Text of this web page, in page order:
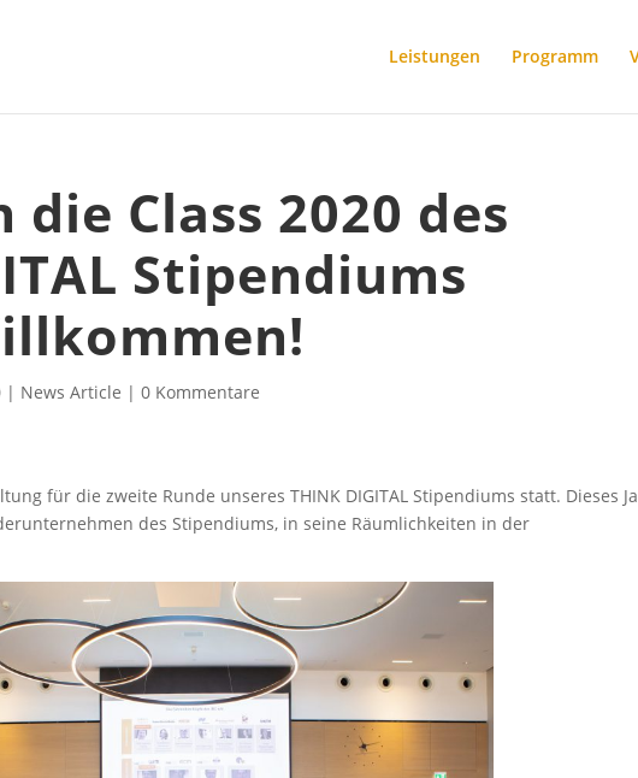
Leistungen Programm
Class 2020 des
Stipendiums
| News Article |0 Kommentare
für die zweite Runde unseres THINK DIGITAL Stipendiums statt. Dieses
des Stipendiums, in seine Räumlichkeiten in der